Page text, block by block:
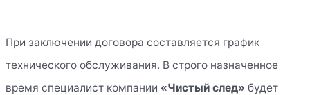
При заключении договора составляется график
технического обслуживания. В строго назначенное
время специалист компании «Чистый след» будет